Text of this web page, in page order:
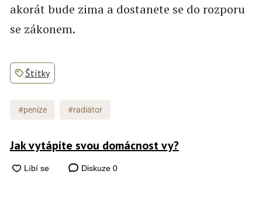
akorát bude zima a dostanete se do rozporu
se zákonem.
Štítky
#peníze #radiátor
Jak vytápíte svou domácnost vy?
Diskuze 0